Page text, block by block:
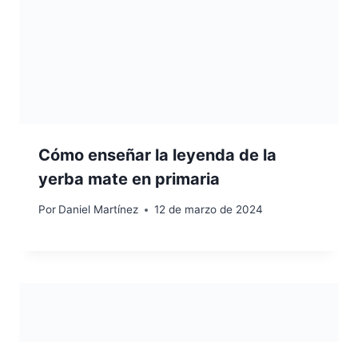
Cómo enseñar la leyenda de la
yerba mate en primaria
Por Daniel Martínez 12 de marzo de 2024